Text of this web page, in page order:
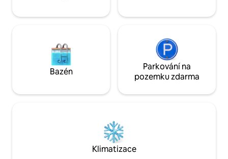
Bazén
Parkování na
pozemku zdarma
Klimatizace